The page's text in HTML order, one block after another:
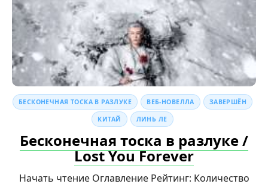
БЕСКОНЕЧНАЯ ТОСКА В РАЗЛУКЕ ВЕБ-НОВЕЛЛА ЗАВЕРШЁН
КИТАЙ ЛИНЬ ЛЕ
Бесконечная тоска в разлуке /
Lost You Forever
Начать чтение Оглавление Рейтинг: Количество